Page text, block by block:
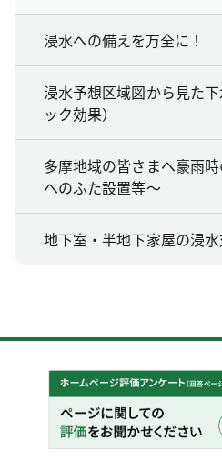
浸水への備えを万全に！
浸水予想区域図から見た
ック効果）
多摩地域の皆さまへ豪雨
へのふた設置等～
地下室・半地下家屋の浸